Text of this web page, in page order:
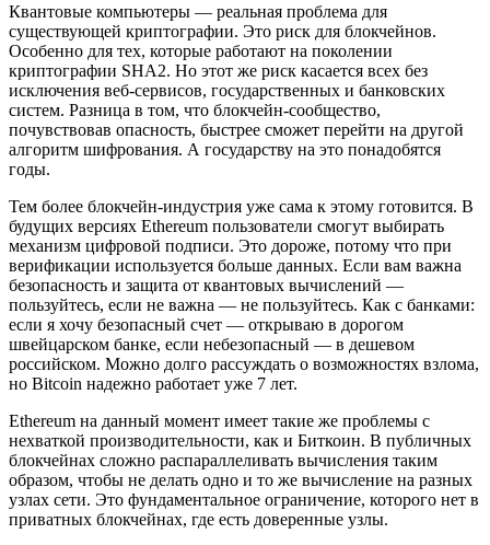
Квантовые компьютеры — реальная проблема для
существующей криптографии. Это риск для блокчейнов.
Особенно для тех, которые работают на поколении
криптографии SHA2. Но этот же риск касается всех без
исключения веб-сервисов, государственных и банковских
систем. Разница в том, что блокчейн-сообщество,
почувствовав опасность, быстрее сможет перейти на другой
алгоритм шифрования. А государству на это понадобятся
годы.
Тем более блокчейн-индустрия уже сама к этому готовится. В
будущих версиях Ethereum пользователи смогут выбирать
механизм цифровой подписи. Это дороже, потому что при
верификации используется больше данных. Если вам важна
безопасность и защита от квантовых вычислений —
пользуйтесь, если не важна — не пользуйтесь. Как с банками:
если я хочу безопасный счет — открываю в дорогом
швейцарском банке, если небезопасный — в дешевом
российском. Можно долго рассуждать о возможностях взлома,
но Bitcoin надежно работает уже 7 лет.
Ethereum на данный момент имеет такие же проблемы c
нехваткой производительности, как и Биткоин. В публичных
блокчейнах сложно распараллеливать вычисления таким
образом, чтобы не делать одно и то же вычисление на разных
узлах сети. Это фундаментальное ограничение, которого нет в
приватных блокчейнах, где есть доверенные узлы.